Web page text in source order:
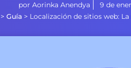
por Aorinka Anendya
9 de
> Guía > Localización de sitios web: